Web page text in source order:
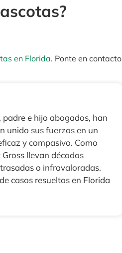
en Florida. Ponte en contacto
padre e hijo abogados, han
unido sus fuerzas en un
y compasivo. Como
llevan décadas
o infravaloradas.
casos resueltos en Florida